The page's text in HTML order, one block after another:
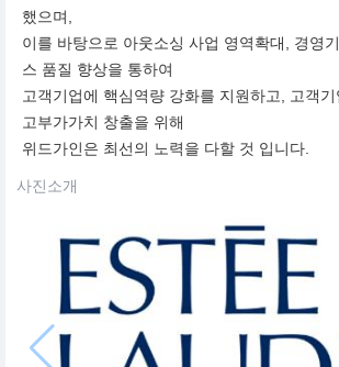
했으며,
이를 바탕으로 아웃소싱 사업 영역확대, 경영
스 품질 향상을 통하여
고객기업에 핵심역량 강화를 지원하고, 고객
고부가가치 창출을 위해
위드가인은 최선의 노력을 다할 것 입니다.
사진소개